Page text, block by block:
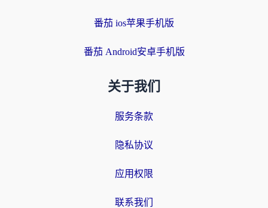
番茄 ios苹果手机版
番茄 Android安卓手机版
关于我们
服务条款
隐私协议
应用权限
联系我们